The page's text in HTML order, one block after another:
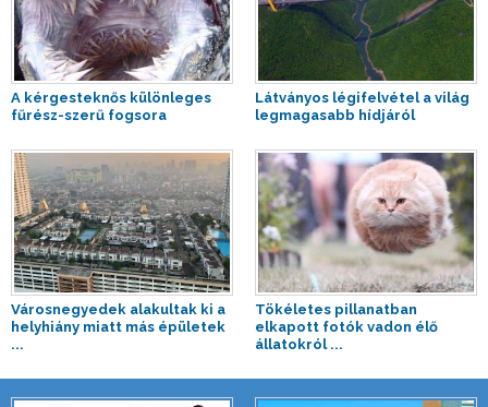
A kérgesteknős különleges
fűrész-szerű fogsora
Látványos légifelvétel a világ
legmagasabb hídjáról
Városnegyedek alakultak ki a
helyhiány miatt más épületek
...
Tökéletes pillanatban
elkapott fotók vadon élő
állatokról ...